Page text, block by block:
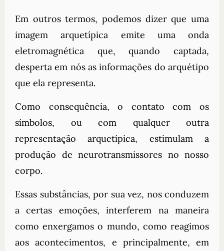
Em outros termos, podemos dizer que uma
imagem arquetípica emite uma onda
eletromagnética que, quando captada,
desperta em nós as informações do arquétipo
que ela representa.
Como consequência, o contato com os
símbolos, ou com qualquer outra
representação arquetípica, estimulam a
produção de neurotransmissores no nosso
corpo.
Essas substâncias, por sua vez, nos conduzem
a certas emoções, interferem na maneira
como enxergamos o mundo, como reagimos
aos acontecimentos, e principalmente, em